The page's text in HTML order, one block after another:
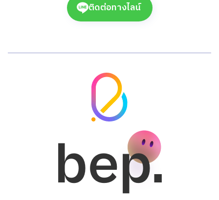
ติดต่อทางไลน์
bep.